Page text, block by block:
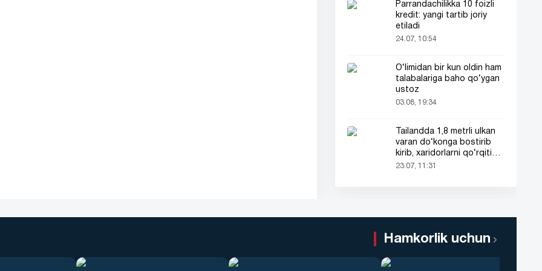
Parrandachilikka 10 foizli
kredit: yangi tartib joriy
etiladi
24.07, 10:54
O‘limidan bir kun oldin ham
talabalariga baho qo‘ygan
ustoz
03.08, 19:34
Tailandda 1,8 metrli ulkan
varan do‘konga bostirib
kirib, xaridorlarni qo‘rqitib
yubordi!
23.07, 11:31
Hamkorlik uchun